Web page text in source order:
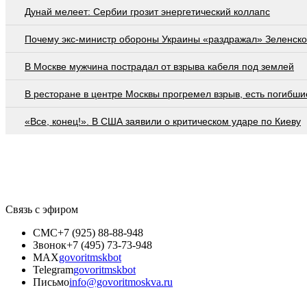
Дунай мелеет: Сербии грозит энергетический коллапс
Почему экс-министр обороны Украины «раздражал»
В Москве мужчина пострадал от взрыва кабеля под землей
В ресторане в центре Москвы прогремел взрыв, есть
«Все, конец!». В США заявили о критическом ударе по Киеву
Связь с эфиром
СМС+7 (925) 88-88-948
Звонок+7 (495) 73-73-948
MAXgovoritmskbot
Telegramgovoritmskbot
Письмоinfo@govoritmoskva.ru